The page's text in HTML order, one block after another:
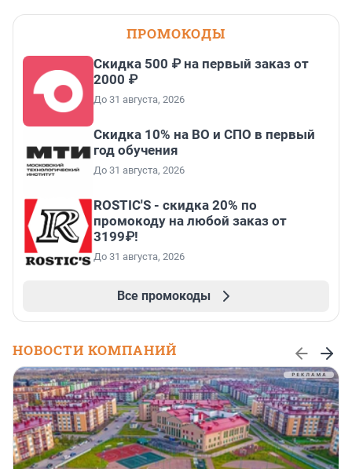
ПРОМОКОДЫ
Скидка 500 ₽ на первый заказ от
2000 ₽
До 31 августа, 2026
Скидка 10% на ВО и СПО в первый
год обучения
До 31 августа, 2026
ROSTIC'S - скидка 20% по
промокоду на любой заказ от
3199₽!
До 31 августа, 2026
Все промокоды
НОВОСТИ КОМПАНИЙ